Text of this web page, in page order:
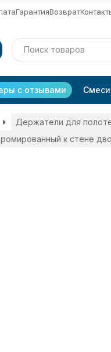
ГарантияВозврат
с отзывами
Держатели для
к стене